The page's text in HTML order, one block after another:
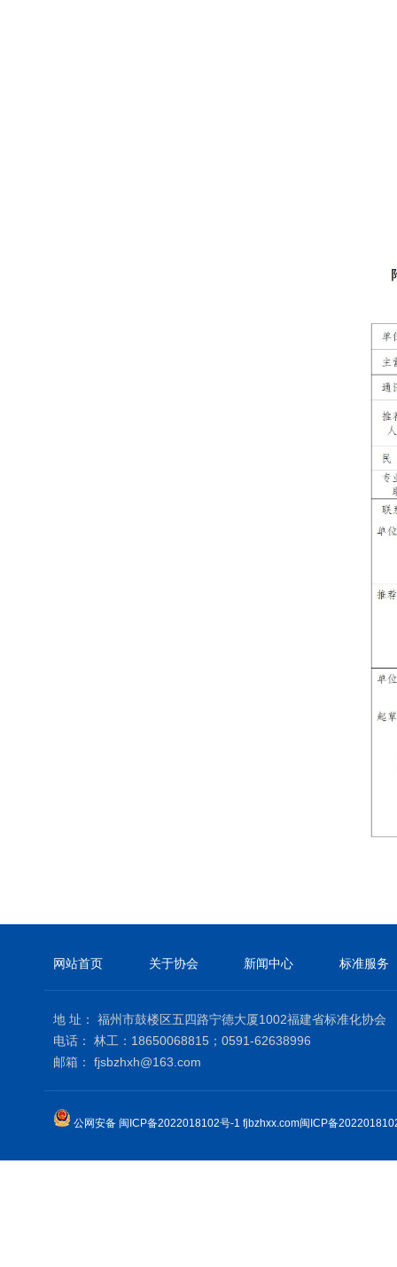
网站首页 关于协会 新闻中心 标准服务
地 址： 福州市鼓楼区五四路宁德大厦1002福建省标准化协会
电话： 林工：18650068815；0591-62638996
邮箱： fjsbzhxh@163.com
公网安备 闽ICP备2022018102号-1 fjbzhxx.com闽ICP备